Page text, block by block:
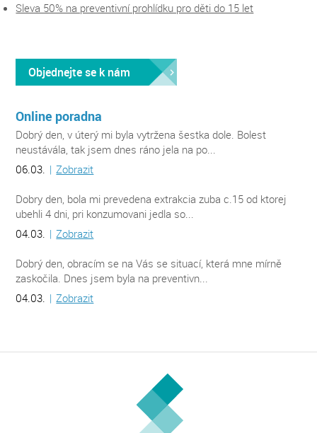
Sleva 50% na preventivní prohlídku pro děti do 15 let
Objednejte se k nám
Online poradna
Dobrý den, v úterý mi byla vytržena šestka dole. Bolest
neustávála, tak jsem dnes ráno jela na po...
06.03. | Zobrazit
Dobry den, bola mi prevedena extrakcia zuba c.15 od ktorej
ubehli 4 dni, pri konzumovani jedla so...
04.03. | Zobrazit
Dobrý den, obracím se na Vás se situací, která mne mírně
zaskočila. Dnes jsem byla na preventivn...
04.03. | Zobrazit